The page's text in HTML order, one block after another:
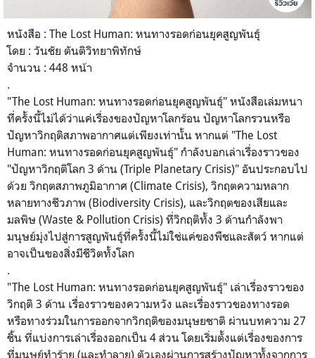
หนังสือ : The Lost Human: หนทางรอดก่อนยุคสูญพันธุ์
โดย : วันชัย ตันติวิทยาพิทักษ์
จำนวน : 448 หน้า
.
"The Lost Human: หนทางรอดก่อนยุคสูญพันธุ์" หนังสือเล่มหนา
ที่ครั้งนี้ไม่ได้ว่าแค่เรื่องของปัญหาโลกร้อน ปัญหาโลกรวนหรือ
ปัญหาวิกฤติสภาพอากาศแต่เพียงเท่านั้น หากแต่ "The Lost
Human: หนทางรอดก่อนยุคสูญพันธุ์" กำลังบอกเล่าเรื่องราวของ
"ปัญหาวิกฤติโลก 3 ด้าน (Triple Planetary Crisis)" อันประกอบไป
ด้วย วิกฤตสภาพภูมิอากาศ (Climate Crisis), วิกฤตความหลาก
หลายทางชีวภาพ (Biodiversity Crisis), และวิกฤตของเสียและ
มลพิษ (Waste & Pollution Crisis) ที่วิกฤติทั้ง 3 ด้านกำลังพา
มนุษย์มุ่งไปสู่การสูญพันธุ์ที่ครั้งนี้ไม่ใช่แค่ของพืชและสัตว์ หากแต่
อาจเป็นของสิ่งมีชีวิตทั้งโลก
.
"The Lost Human: หนทางรอดก่อนยุคสูญพันธุ์" เล่าเรื่องราวของ
วิกฤติ 3 ด้าน เรื่องราวของความหวัง และเรื่องราวของทางรอด
หรือทางร่วมในการออกจากวิกฤติของมนุษยชาติ ผ่านบทความ 27
ชิ้น ที่แบ่งการเล่าเรื่องออกเป็น 4 ส่วน โดยเริ่มตั้งแต่เรื่องของการ
ที่มนุษย์ทำร้าย (และทำลาย) ตัวเองผ่านการสร้างปัญหาทั้งจากการ